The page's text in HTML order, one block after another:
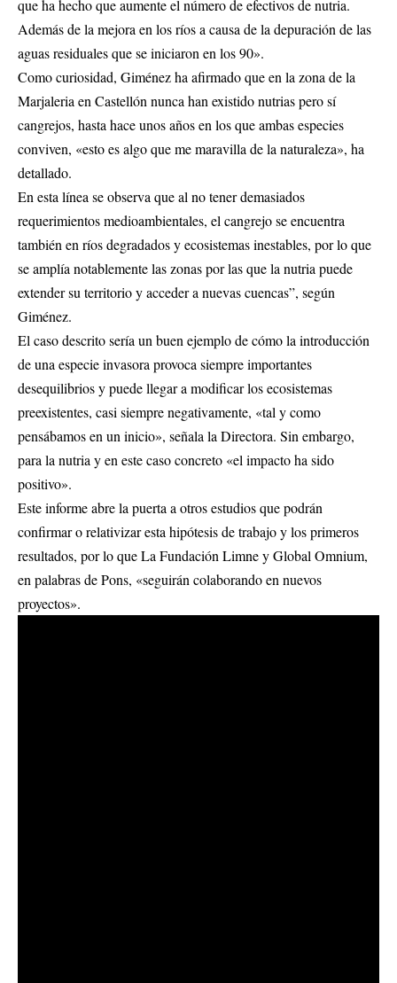
que ha hecho que aumente el número de efectivos de nutria.
Además de la mejora en los ríos a causa de la depuración de las
aguas residuales que se iniciaron en los 90».
Como curiosidad, Giménez ha afirmado que en la zona de la
Marjaleria en Castellón nunca han existido nutrias pero sí
cangrejos, hasta hace unos años en los que ambas especies
conviven, «esto es algo que me maravilla de la naturaleza», ha
detallado.
En esta línea se observa que al no tener demasiados
requerimientos medioambientales, el cangrejo se encuentra
también en ríos degradados y ecosistemas inestables, por lo que
se amplía notablemente las zonas por las que la nutria puede
extender su territorio y acceder a nuevas cuencas”, según
Giménez.
El caso descrito sería un buen ejemplo de cómo la introducción
de una especie invasora provoca siempre importantes
desequilibrios y puede llegar a modificar los ecosistemas
preexistentes, casi siempre negativamente, «tal y como
pensábamos en un inicio», señala la Directora. Sin embargo,
para la nutria y en este caso concreto «el impacto ha sido
positivo».
Este informe abre la puerta a otros estudios que podrán
confirmar o relativizar esta hipótesis de trabajo y los primeros
resultados, por lo que La Fundación Limne y Global Omnium,
en palabras de Pons, «seguirán colaborando en nuevos
proyectos».